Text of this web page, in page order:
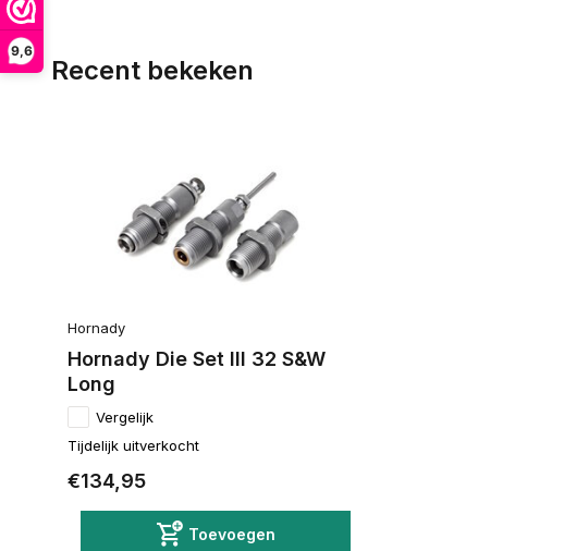
9,6
Recent bekeken
Hornady
Hornady Die Set III 32 S&W
Long
Vergelijk
Tijdelijk uitverkocht
€134,95
Toevoegen